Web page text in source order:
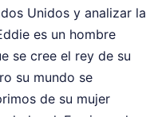
Unidos y analizar la
es un hombre
se cree el rey de su
su mundo se
de su mujer